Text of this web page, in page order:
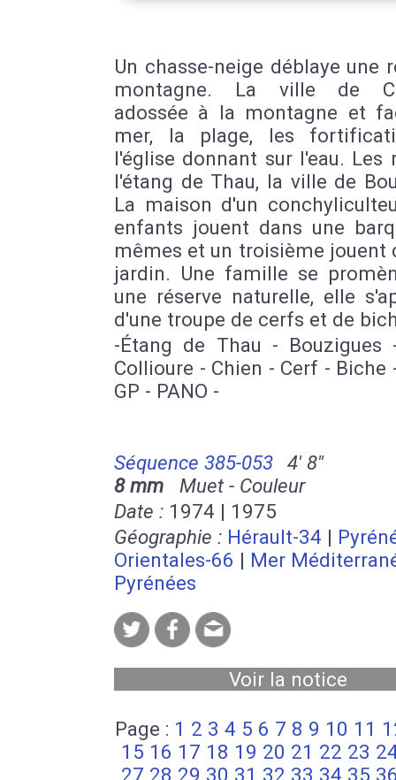
Un chasse-neige déblaye une
montagne. La ville de
adossée à la montagne et
mer, la plage, les
l'église donnant sur l'eau. Les
l'étang de Thau, la ville de
La maison d'un
enfants jouent dans une
mêmes et un troisième jouent
jardin. Une famille se
une réserve naturelle, elle
d'une troupe de cerfs et de
-Étang de Thau - Bouzigues
Collioure - Chien - Cerf - Biche
GP - PANO -
Séquence 385-053
4' 8''
8 mm Muet - Couleur
Date : 1974 | 1975
Géographie : Hérault-34 |
Orientales-66 | Mer
Pyrénées
Voir la notice
Page : 1 2 3 4 5 6 7 8 9 10 11
15 16 17 18 19 20 21 22 23
27 28 29 30 31 32 33 34 35